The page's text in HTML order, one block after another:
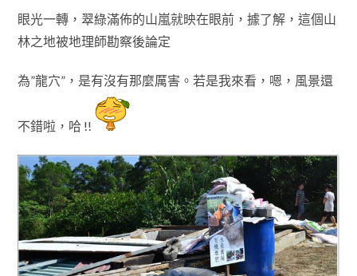
眼光一轉， 翠綠滿佈的山嵐就映在眼前，據了解， 這個山
林之地被地理師勘察後論定
為”龍穴”，是有沒有那麼厲害 。 若是我來看 ，嗯 ， 風景還
不錯啦 ， 哈 !!